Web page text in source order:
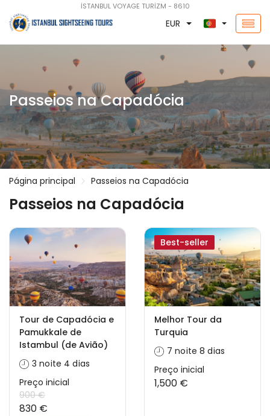
İSTANBUL VOYAGE TURİZM - 8610
EUR
Passeios na Capadócia
Página principal Passeios na Capadócia
Passeios na Capadócia
Tour de Capadócia e
Pamukkale de
Istambul (de Avião)
3 noite 4 dias
Preço inicial
900 €
830 €
Best-seller
Melhor Tour da
Turquia
7 noite 8 dias
Preço inicial
1,500 €